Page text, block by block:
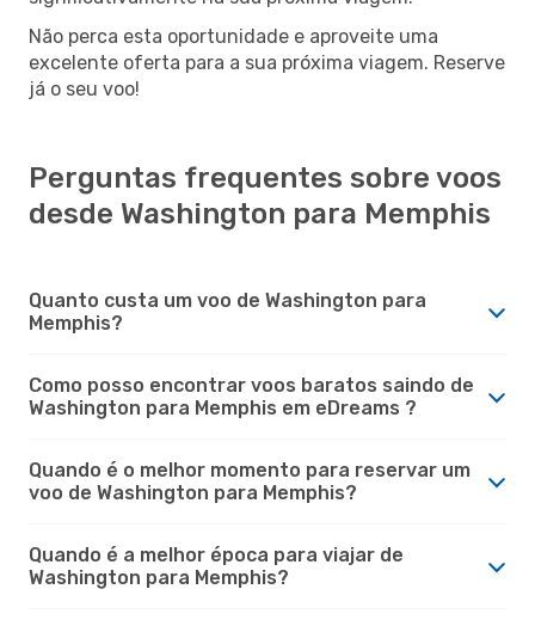
Não perca esta oportunidade e aproveite uma
excelente oferta para a sua próxima viagem. Reserve
já o seu voo!
Perguntas frequentes sobre voos
desde Washington para Memphis
Quanto custa um voo de Washington para
Memphis?
Como posso encontrar voos baratos saindo de
Washington para Memphis em eDreams ?
Quando é o melhor momento para reservar um
voo de Washington para Memphis?
Quando é a melhor época para viajar de
Washington para Memphis?